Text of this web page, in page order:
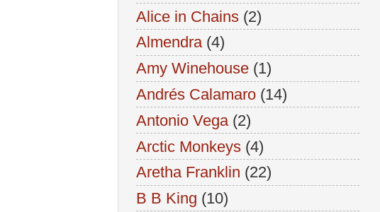
Alice in Chains (2)
Almendra (4)
Amy Winehouse (1)
Andrés Calamaro (14)
Antonio Vega (2)
Arctic Monkeys (4)
Aretha Franklin (22)
B B King (10)